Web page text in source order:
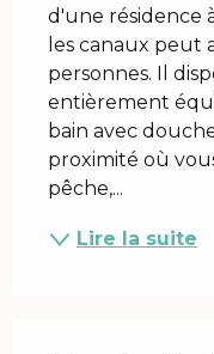
d'une résidence
les canaux peut
personnes. Il
entièrement
bain avec
proximité où
pêche,...
Lire la suite